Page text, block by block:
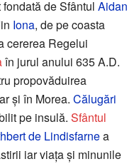
fondată de Sfântul Aidan
Iona, de pe coasta
cererea Regelui
în jurul anului 635 A.D.
propovăduirea
şi în Morea. Călugări
pe insulă. Sfântul
de Lindisfarnea
iar viaţa şi minunile